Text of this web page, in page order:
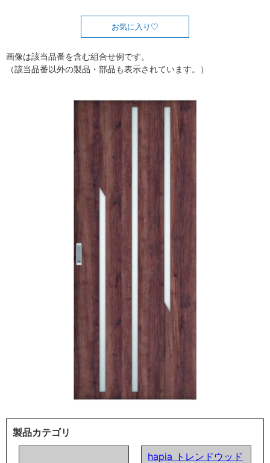
お気に入り
画像は該当品番を含む組合せ例です。
（該当品番以外の製品・部品も表示されています。）
製品カテゴリ
hapia トレンドウッド